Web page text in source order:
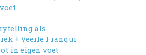
als
+ Veerle Franqui
in eigen voet